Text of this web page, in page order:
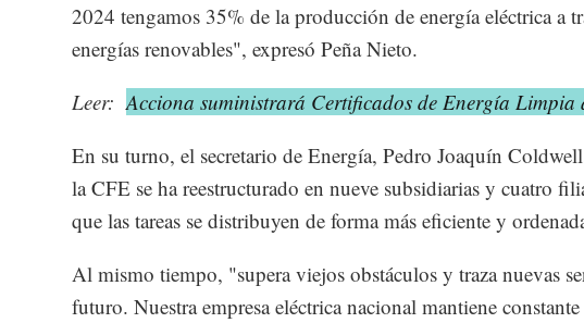
2024 tengamos 35% de la producción de energía eléctrica a
energías renovables", expresó Peña Nieto.
Leer: Acciona suministrará Certificados de Energía Limpia
En su turno, el secretario de Energía, Pedro Joaquín
la CFE se ha reestructurado en nueve subsidiarias y cuatro
que las tareas se distribuyen de forma más eficiente y
Al mismo tiempo, "supera viejos obstáculos y traza nuevas
futuro. Nuestra empresa eléctrica nacional mantiene